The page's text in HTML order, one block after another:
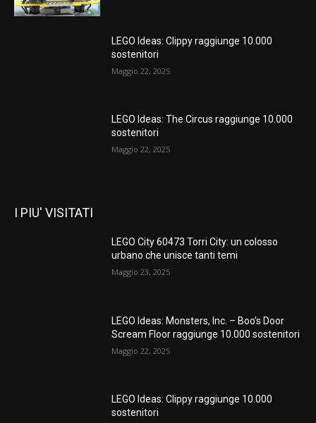
LEGO Ideas: Clippy raggiunge 10.000
sostenitori
Maggio 22, 2025
LEGO Ideas: The Circus raggiunge 10.000
sostenitori
Maggio 22, 2025
I PIU' VISITATI
LEGO City 60473 Torri City: un colosso
urbano che unisce tanti temi
Maggio 23, 2025
LEGO Ideas: Monsters, Inc. – Boo’s Door
Scream Floor raggiunge 10.000 sostenitori
Maggio 22, 2025
LEGO Ideas: Clippy raggiunge 10.000
sostenitori